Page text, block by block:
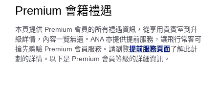
Premium 會籍禮遇
本頁提供 Premium 會員的所有禮遇資訊，從享用貴賓室到升
級詳情，內容一覽無遺。ANA 亦提供提前服務，讓飛行常客可
搶先體驗 Premium 會員服務。請瀏覽提前服務頁面了解此計
劃的詳情。以下是 Premium 會員等級的詳細資訊。